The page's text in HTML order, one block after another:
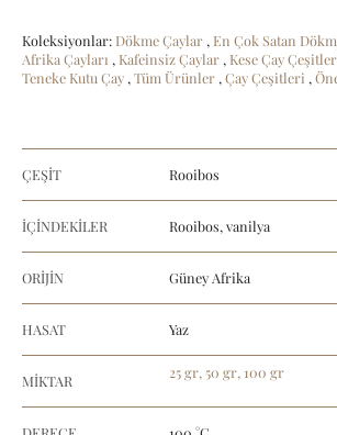
Koleksiyonlar: Dökme Çaylar , En Çok Satan
Afrika Çayları , Kafeinsiz Çaylar , Kese Çay
Teneke Kutu Çay , Tüm Ürünler , Çay Çeşitleri ,
ÇEŞİT Rooibos
İÇİNDEKİLER Rooibos, vanilya
ORİJİN Güney Afrika
HASAT Yaz
MİKTAR 25 gr, 50 gr, 100 gr